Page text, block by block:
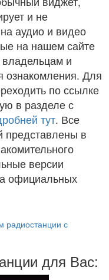
и не
аудио и видео
на нашем сайте
и
ознакомления. Для
по ссылке
в разделе с
тут. Все
представлены в
версии
официальных
радиостанции с
для Вас: